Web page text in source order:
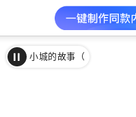
小城的故事（